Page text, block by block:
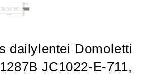
dailylentei Domoletti
JC1022-E-711,